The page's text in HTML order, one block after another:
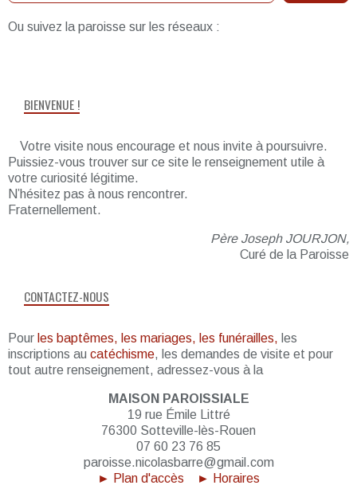
Ou suivez la paroisse sur les réseaux :
BIENVENUE !
Votre visite nous encourage et nous invite à poursuivre.
Puissiez-vous trouver sur ce site le renseignement utile à
votre curiosité légitime.
N’hésitez pas à nous rencontrer.
Fraternellement.
Père Joseph JOURJON,
Curé de la Paroisse
CONTACTEZ-NOUS
Pour les baptêmes, les mariages, les funérailles, les
inscriptions au catéchisme, les demandes de visite et pour
tout autre renseignement, adressez-vous à la
MAISON PAROISSIALE
19 rue Émile Littré
76300 Sotteville-lès-Rouen
07 60 23 76 85
paroisse.nicolasbarre@gmail.com
► Plan d'accès
► Horaires